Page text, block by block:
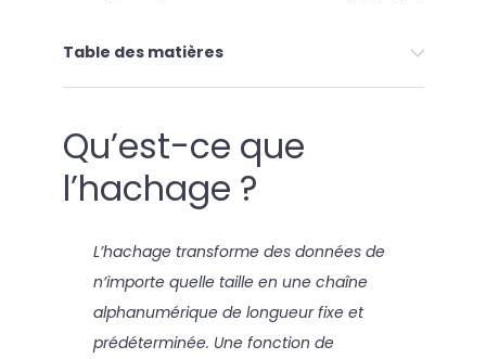
Table des matières
Qu’est-ce que
l’hachage ?
L’hachage transforme des données de
n’importe quelle taille en une chaîne
alphanumérique de longueur fixe et
prédéterminée. Une fonction de